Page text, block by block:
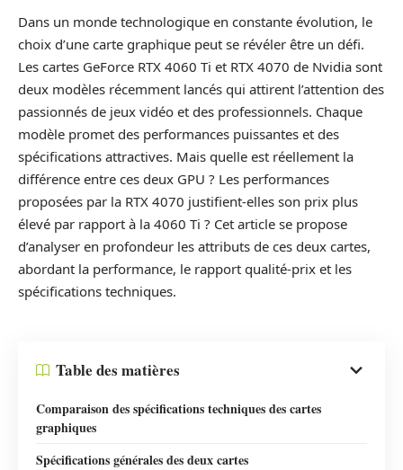
Dans un monde technologique en constante évolution, le
choix d’une carte graphique peut se révéler être un défi.
Les cartes GeForce RTX 4060 Ti et RTX 4070 de Nvidia sont
deux modèles récemment lancés qui attirent l’attention des
passionnés de jeux vidéo et des professionnels. Chaque
modèle promet des performances puissantes et des
spécifications attractives. Mais quelle est réellement la
différence entre ces deux GPU ? Les performances
proposées par la RTX 4070 justifient-elles son prix plus
élevé par rapport à la 4060 Ti ? Cet article se propose
d’analyser en profondeur les attributs de ces deux cartes,
abordant la performance, le rapport qualité-prix et les
spécifications techniques.
Table des matières
Comparaison des spécifications techniques des cartes
graphiques
Spécifications générales des deux cartes